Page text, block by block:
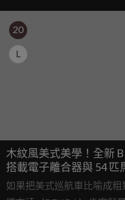
20
L
木紋風美式美學！全新
搭載電子離合器與 54 匹
如果把美式巡航車比喻成